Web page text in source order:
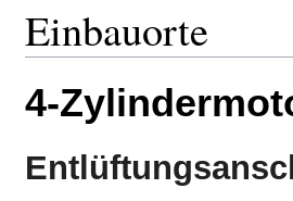
Einbauorte
4-